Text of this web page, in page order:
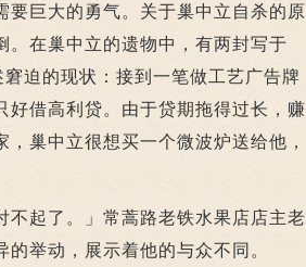
要巨大的勇气。关于巢中立自杀的原
。在巢中立的遗物中，有两封写于
迫的现状：接到一笔做工艺广告牌
好借高利贷。由于贷期拖得过长，赚
巢中立很想买一个微波炉送给他，
起了。」常蒿路老铁水果店店主老
举动，展示着他的与众不同。